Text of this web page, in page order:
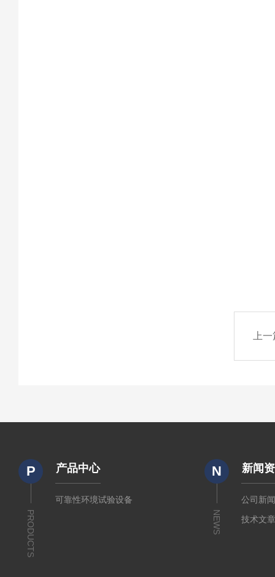
上
P
PRODUCTS
产品中心
可靠性环境试验设备
N
NEWS
新闻
公司新
技术文